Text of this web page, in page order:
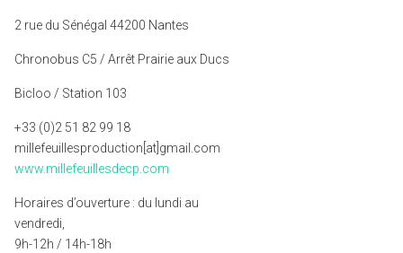
2 rue du Sénégal 44200 Nantes
Chronobus C5 / Arrêt Prairie aux Ducs
Bicloo / Station 103
+33 (0)2 51 82 99 18
millefeuillesproduction[at]gmail.com
www.millefeuillesdecp.com
Horaires d’ouverture : du lundi au
vendredi,
9h-12h / 14h-18h